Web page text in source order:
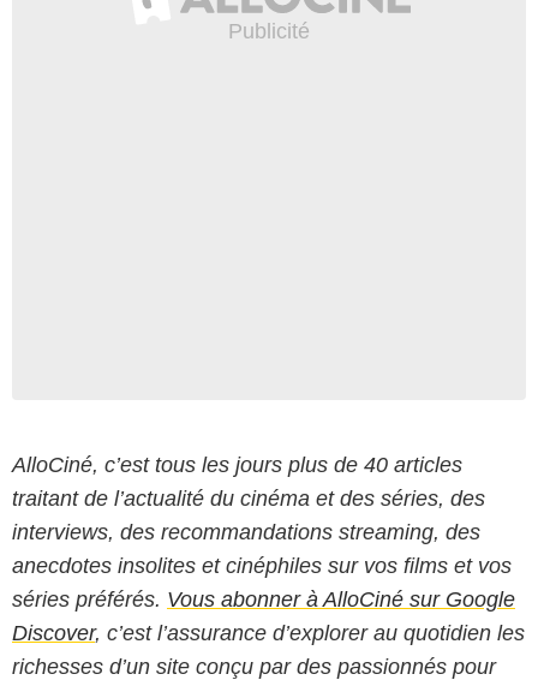
AlloCiné, c’est tous les jours plus de 40 articles
traitant de l’actualité du cinéma et des séries, des
interviews, des recommandations streaming, des
anecdotes insolites et cinéphiles sur vos films et vos
séries préférés. Vous abonner à AlloCiné sur Google
Discover, c’est l’assurance d’explorer au quotidien les
richesses d’un site conçu par des passionnés pour